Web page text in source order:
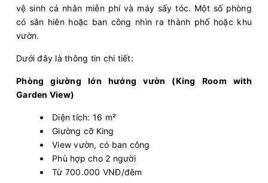
vệ sinh cá nhân miễn phí và máy sấy tóc. Một số phòng
có sân hiên hoặc ban công nhìn ra thành phố hoặc khu
vườn.
Dưới đây là thông tin chi tiết:
Phòng giường lớn hướng vườn (King Room with
Garden View)
Diện tích: 16 m²
Giường cỡ King
View vườn, có ban công
Phù hợp cho 2 người
Từ 700.000 VNĐ/đêm